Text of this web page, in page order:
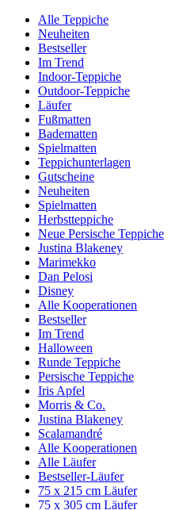
Alle Teppiche
Neuheiten
Bestseller
Im Trend
Indoor-Teppiche
Outdoor-Teppiche
Läufer
Fußmatten
Badematten
Spielmatten
Teppichunterlagen
Gutscheine
Neuheiten
Spielmatten
Herbstteppiche
Neue Persische Teppiche
Justina Blakeney
Marimekko
Dan Pelosi
Disney
Alle Kooperationen
Bestseller
Im Trend
Halloween
Runde Teppiche
Persische Teppiche
Iris Apfel
Morris & Co.
Justina Blakeney
Scalamandré
Alle Kooperationen
Alle Läufer
Bestseller-Läufer
75 x 215 cm Läufer
75 x 305 cm Läufer